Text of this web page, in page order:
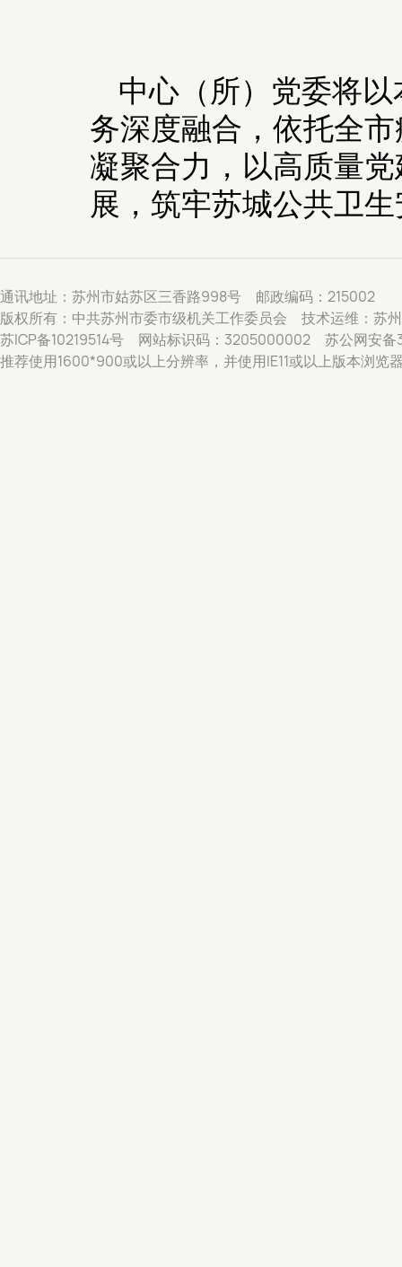
中心（所）党委将
务深度融合，依托全
凝聚合力，以高质量
展，筑牢苏城公共卫
通讯地址：苏州市姑苏区三香路998号 邮政编码：215002
版权所有：中共苏州市委市级机关工作委员会 技术运维：苏
苏ICP备10219514号 网站标识码：3205000002 苏公网安备
推荐使用1600*900或以上分辨率，并使用IE11或以上版本浏览